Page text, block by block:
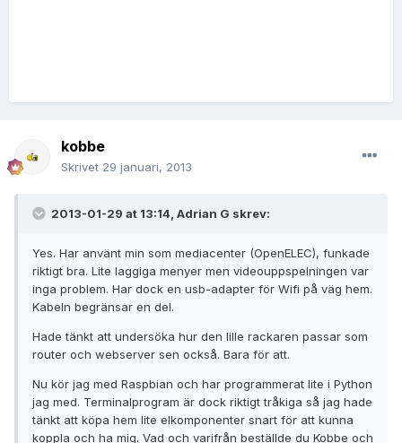
kobbe
Skrivet 29 januari, 2013
2013-01-29 at 13:14, Adrian G skrev:
Yes. Har använt min som mediacenter (OpenELEC), funkade
riktigt bra. Lite laggiga menyer men videouppspelningen var
inga problem. Har dock en usb-adapter för Wifi på väg hem.
Kabeln begränsar en del.
Hade tänkt att undersöka hur den lille rackaren passar som
router och webserver sen också. Bara för att.
Nu kör jag med Raspbian och har programmerat lite i Python
jag med. Terminalprogram är dock riktigt tråkiga så jag hade
tänkt att köpa hem lite elkomponenter snart för att kunna
koppla och ha mig. Vad och varifrån beställde du Kobbe och